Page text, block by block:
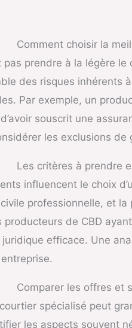
Comment choisir la
pas prendre à la légère
des risques
Par exemple, un
souscrit une
les exclusions
Les critères à prendre
influencent le choix
professionnelle, et
producteurs de CBD
efficace. Une
Comparer les offres et
spécialisé peut
les aspects souvent